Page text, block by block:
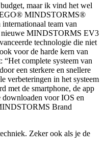
maar ik vind het wel
MINDSTORMS®
team van
MINDSTORMS EV3
technologie die niet
voor de harde kern van
complete systeem van
een sterkere en snellere
verbeteringen in het systeem
met de smartphone, de app
downloaden voor IOS en
Brand
Zeker ook als je de